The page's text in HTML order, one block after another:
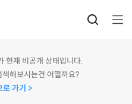
현재 비공개 상태입니다.
해보시는건 어떨까요?
로 가기 >